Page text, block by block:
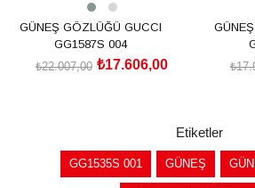
GÜNEŞ GÖZLÜĞÜ GUCCI
GG1587S 004
₺17.606,00
₺22.007,00
Etiketler
GG1535S 001 GÜNEŞ